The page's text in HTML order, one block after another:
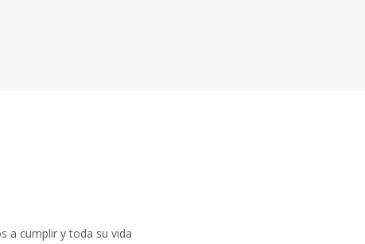
a cumplir y toda su vida